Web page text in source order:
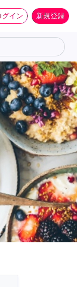
グイン 新規登録